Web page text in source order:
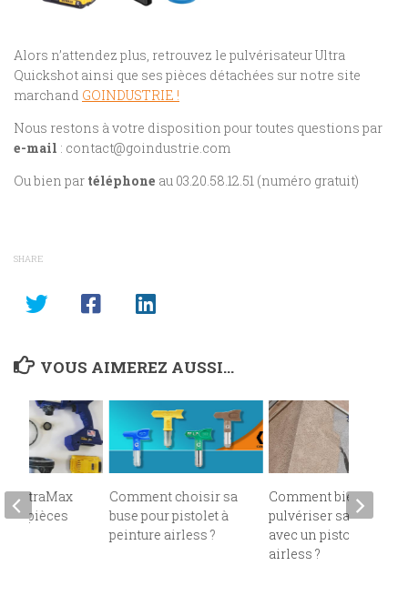
Alors n’attendez plus, retrouvez le pulvérisateur Ultra
Quickshot ainsi que ses pièces détachées sur notre site
marchand GOINDUSTRIE !
Nous restons à votre disposition pour toutes questions par
e-mail : contact@goindustrie.com
Ou bien par téléphone au 03.20.58.12.51 (numéro gratuit)
SHARE
VOUS AIMEREZ AUSSI...
Comment choisir sa
buse pour pistolet à
peinture airless ?
Comment bien
pulvériser sa peinture
avec un pistolet
airless ?
UltraMax
ses pièces